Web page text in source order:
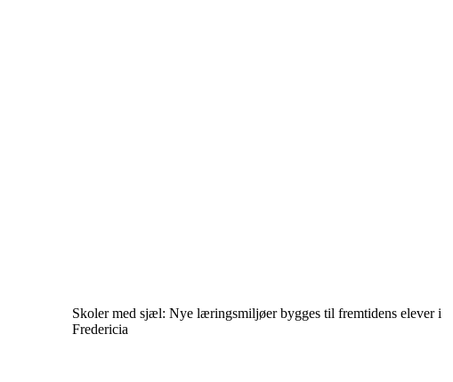
Skoler med sjæl: Nye læringsmiljøer bygges til fremtidens elever i
Fredericia